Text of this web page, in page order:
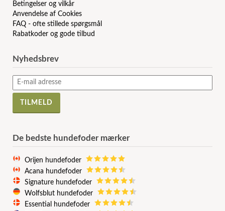
Betingelser og vilkår
Anvendelse af Cookies
FAQ - ofte stillede spørgsmål
Rabatkoder og gode tilbud
Nyhedsbrev
De bedste hundefoder mærker
Orijen hundefoder
Acana hundefoder
Signature hundefoder
Wolfsblut hundefoder
Essential hundefoder